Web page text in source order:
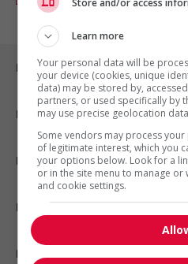
Emplois par ville
Emplois par secteur
Emplois par statut
Emplois par type
Nos suggestions
Store and/or access
Learn more
Your personal data will be
your device (cookies, unique
data) may be stored by,
partners, or used specifically by
may use precise geolocation
Some vendors may process
of legitimate interest, which you
your options below. Look for a
or in the site menu to manage
and cookie settings.